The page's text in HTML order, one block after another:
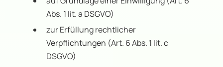
Abs. 1 lit. a DSGVO)
zur Erfüllung rechtlicher
Verpflichtungen (Art. 6 Abs. 1 lit. c
DSGVO)